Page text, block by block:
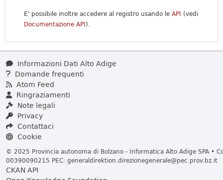
E' possibile inoltre accedere al registro usando le API (vedi
Documentazione API).
Informazioni Dati Alto Adige
Domande frequenti
Atom Feed
Ringraziamenti
Note legali
Privacy
Contattaci
Cookie
© 2025 Provincia autonoma di Bolzano - Informatica Alto Adige SPA •
00390090215 PEC: generaldirektion.direzionegenerale@pec.prov.bz.it
CKAN API